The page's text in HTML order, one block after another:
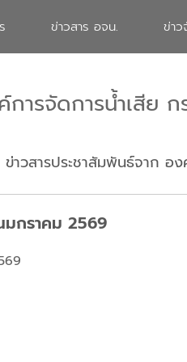
ข่าวสาร อจน. ข่า
การจัดการน้ำเสีย ก
ข่าวสารประชาสัมพันธ์จาก อ
มกราคม 2569